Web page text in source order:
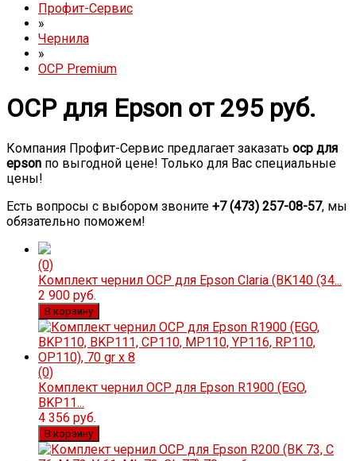
Профит-Сервис
»
Чернила
»
OCP Premium
OCP для Epson от 295 руб.
Компания Профит-Сервис предлагает заказать ocp для
epson по выгодной цене! Только для Вас специальные
цены!
Есть вопросы с выбором звоните +7 (473) 257-08-57, мы
обязательно поможем!
(0)
Комплект чернил OCP для Epson Claria (BK140 (34...
2 900 руб.
В корзину
(0)
Комплект чернил OCP для Epson R1900 (EGO,
BKP11...
4 356 руб.
В корзину